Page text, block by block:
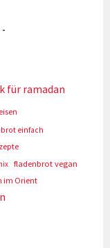
für ramadan
einfach
fladenbrot vegan
im Orient